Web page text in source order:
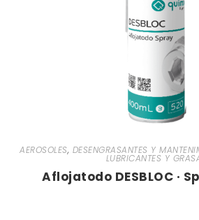
AEROSOLES, DESENGRASANTES Y
LUBRICANTES Y
Aflojatodo DESBLOC ·